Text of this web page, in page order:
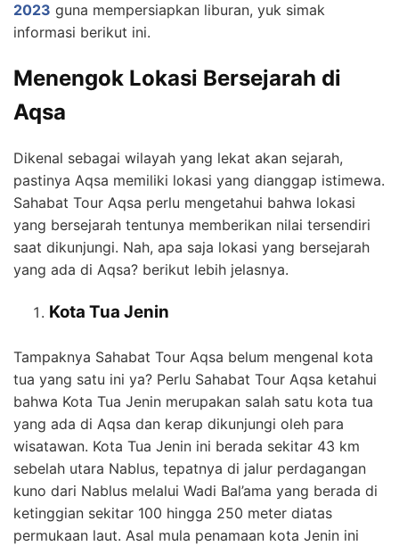
2023 guna mempersiapkan liburan, yuk simak
informasi berikut ini.
Menengok Lokasi Bersejarah di
Aqsa
Dikenal sebagai wilayah yang lekat akan sejarah,
pastinya Aqsa memiliki lokasi yang dianggap istimewa.
Sahabat Tour Aqsa perlu mengetahui bahwa lokasi
yang bersejarah tentunya memberikan nilai tersendiri
saat dikunjungi. Nah, apa saja lokasi yang bersejarah
yang ada di Aqsa? berikut lebih jelasnya.
Kota Tua Jenin
Tampaknya Sahabat Tour Aqsa belum mengenal kota
tua yang satu ini ya? Perlu Sahabat Tour Aqsa ketahui
bahwa Kota Tua Jenin merupakan salah satu kota tua
yang ada di Aqsa dan kerap dikunjungi oleh para
wisatawan. Kota Tua Jenin ini berada sekitar 43 km
sebelah utara Nablus, tepatnya di jalur perdagangan
kuno dari Nablus melalui Wadi Bal’ama yang berada di
ketinggian sekitar 100 hingga 250 meter diatas
permukaan laut. Asal mula penamaan kota Jenin ini